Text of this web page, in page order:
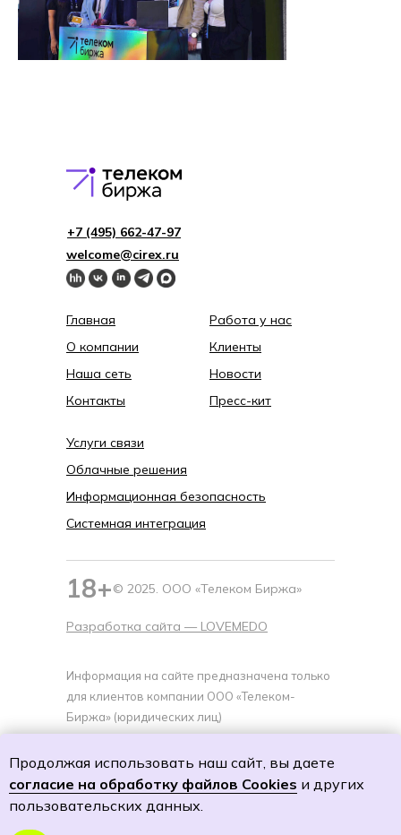
Главная
О компании
Наша сеть
Контакты
Работа у нас
Клиенты
Новости
Пресс-кит
welcome@cirex.ru
+7 (495) 662-4 7-97
18+© 2025. ООО «Телеком Биржа»
Разработка сайта — LOVEMEDO
Услуги связи
Облачные решения
Информационная безопасность
Системная интеграция
Информация на сайте предназначена только
для клиентов компании ООО «Телеком-
Биржа» (юридических лиц)
Политику обработки персональных данных
Согласие на обработку персональных данных
Согласие на получение специальных
Продолжая использовать наш сайт, вы даете
согласие на обработку файлов Cookies и других
пользовательских данных.